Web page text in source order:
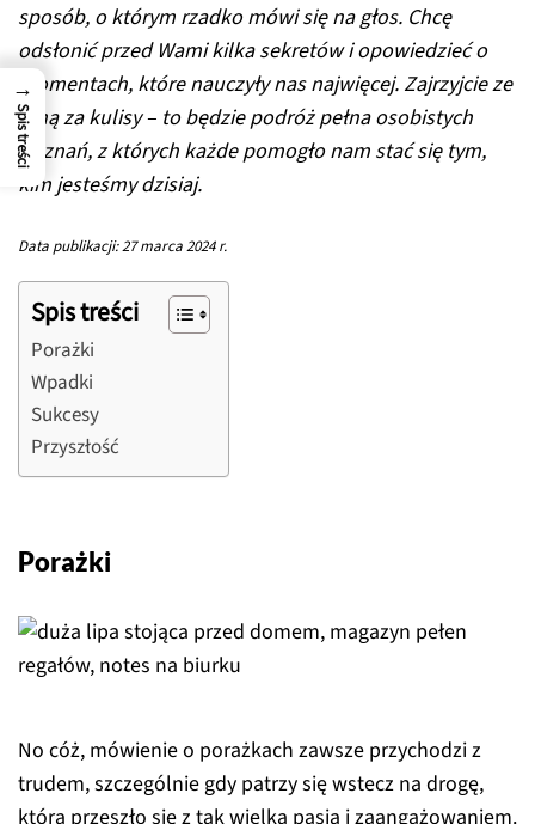
sposób, o którym rzadko mówi się na głos. Chcę
odsłonić przed Wami kilka sekretów i opowiedzieć o
momentach, które nauczyły nas najwięcej. Zajrzyjcie ze
mną za kulisy – to będzie podróż pełna osobistych
wyznań, z których każde pomogło nam stać się tym,
kim jesteśmy dzisiaj.
Data publikacji: 27 marca 2024 r.
Spis treści
Porażki
Wpadki
Sukcesy
Przyszłość
Porażki
No cóż, mówienie o porażkach zawsze przychodzi z
trudem, szczególnie gdy patrzy się wstecz na drogę,
którą przeszło się z tak wielką pasją i zaangażowaniem.
→
Spis treści